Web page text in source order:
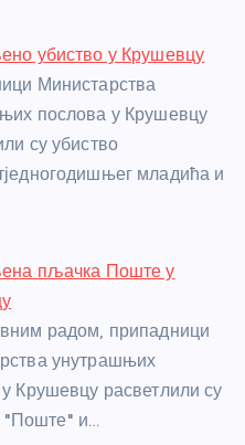
убиство у Крушевцу
Министарства
послова у Крушевцу
су убиство
младића и
пљачка Поште у
радом, припадници
унутрашњих
Крушевцу расветлили су
"Поште" и…